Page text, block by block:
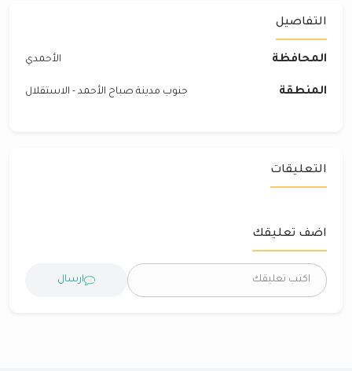
التفاصيل
المحافظة الأحمدي
المنطقة جنوب مدينة صباح الأحمد - الاستقلال
التعليقات
اضف تعليقك
ارسال